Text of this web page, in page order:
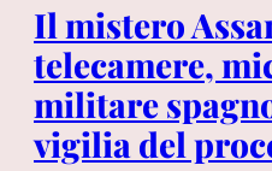
Il mistero
telecamere,
militare
vigilia del